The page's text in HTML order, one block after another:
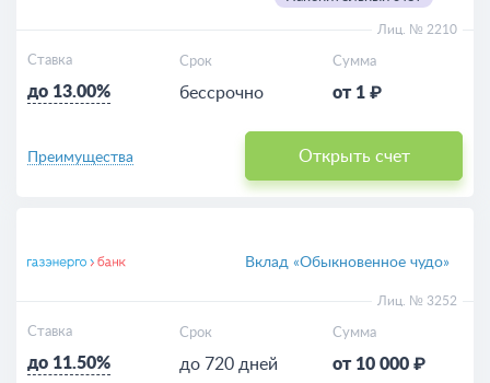
Лиц. № 2210
Ставка
до 13.00%
Срок
бессрочно
Сумма
от 1 ₽
Открыть счет
Преимущества
Вклад «Обыкновенное чудо»
Лиц. № 3252
Ставка
до 11.50%
Срок
до 720 дней
Сумма
от 10 000 ₽